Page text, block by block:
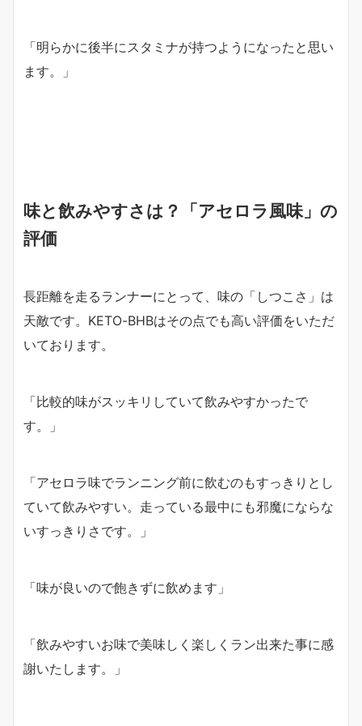
「明らかに後半にスタミナが持つようになったと思い
ます。」
味と飲みやすさは？「アセロラ風味」の
評価
長距離を走るランナーにとって、味の「しつこさ」は
天敵です。KETO-BHBはその点でも高い評価をいただ
いております。
「比較的味がスッキリしていて飲みやすかったで
す。」
「アセロラ味でランニング前に飲むのもすっきりとし
ていて飲みやすい。走っている最中にも邪魔にならな
いすっきりさです。」
「味が良いので飽きずに飲めます」
「飲みやすいお味で美味しく楽しくラン出来た事に感
謝いたします。」